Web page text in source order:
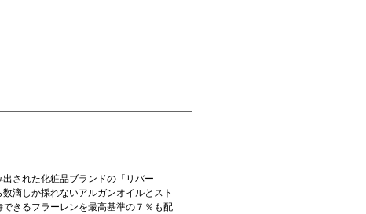
された化粧品ブランドの「リバー
滴しか採れないアルガンオイルとスト
きるフラーレンを最高基準の７％も配